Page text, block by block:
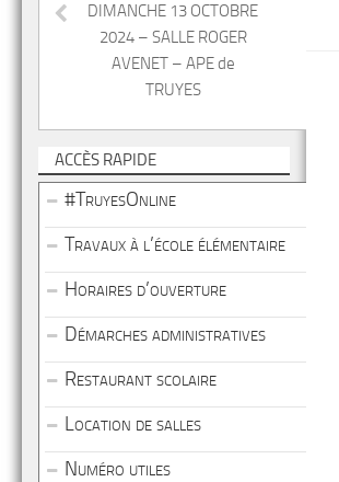
DIMANCHE 13 OCTOBRE
2024 – SALLE ROGER
AVENET – APE de
TRUYES
ACCÈS RAPIDE
#TruyesOnline
Travaux à l’école élémentaire
Horaires d’ouverture
Démarches administratives
Restaurant scolaire
Location de salles
Numéro utiles